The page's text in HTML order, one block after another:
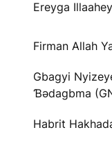
Ereyga
Firman Allah
Gbagyi
Ɓədagbma
Habrit